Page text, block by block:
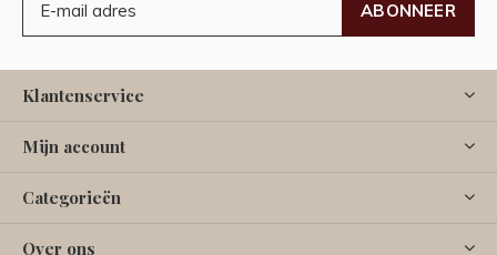
ABONNEER
Klantenservice
Mijn account
Categorieën
Over ons